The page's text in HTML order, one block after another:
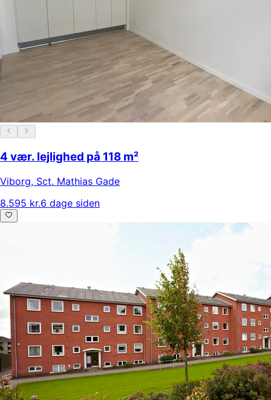
4 vær. lejlighed på 118 m²
Viborg, Sct. Mathias Gade
8.595 kr.6 dage siden